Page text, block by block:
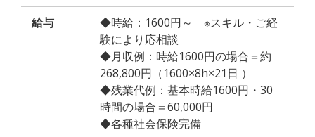
給与
◆時給：1600円～ ※スキル・ご経
験により応相談
◆月収例：時給1600円の場合＝約
268,800円（1600×8h×21日 ）
◆残業代例：基本時給1600円・30
時間の場合＝60,000円
◆各種社会保険完備